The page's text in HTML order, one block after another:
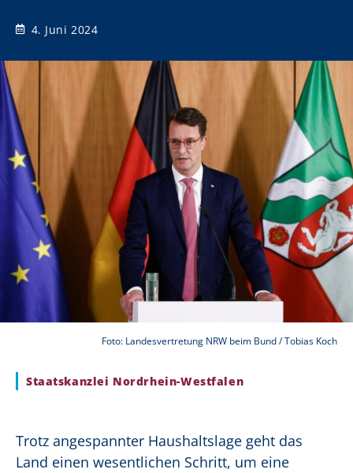
4. Juni 2024
Foto: Landesvertretung NRW beim Bund / Tobias Koch
Staatskanzlei Nordrhein-Westfalen
Trotz angespannter Haushaltslage geht das
Land einen wesentlichen Schritt, um eine